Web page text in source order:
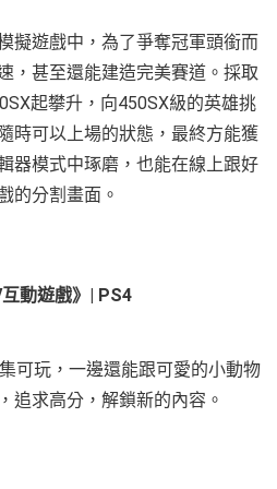
擬遊戲中，為了爭奪冠軍頭銜而
，甚至還能建造完美賽道。採取
起攀升，向450SX級的英雄挑
時可以上場的狀態，最終方能獲
器模式中琢磨，也能在線上跟好
的分割畫面。
動遊戲》| PS4
可玩，一邊還能跟可愛的小動物
追求高分，解鎖新的內容。